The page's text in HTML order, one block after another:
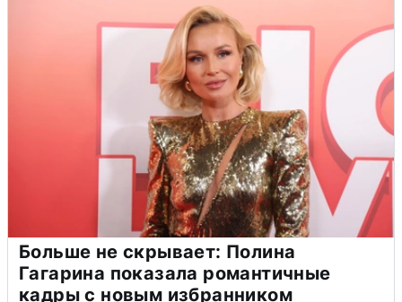
Больше не скрывает: Полина
Гагарина показала романтичные
кадры с новым избранником